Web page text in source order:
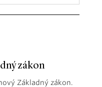
zákon
Základný zákon.